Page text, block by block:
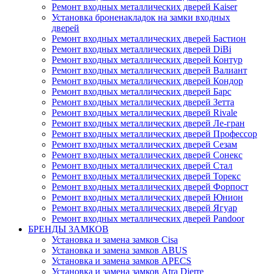
Ремонт входных металлических дверей Kaiser
Установка броненакладок на замки входных
дверей
Ремонт входных металлических дверей Бастион
Ремонт входных металлических дверей DiBi
Ремонт входных металлических дверей Контур
Ремонт входных металлических дверей Валиант
Ремонт входных металлических дверей Кондор
Ремонт входных металлических дверей Барс
Ремонт входных металлических дверей Зетта
Ремонт входных металлических дверей Rivale
Ремонт входных металлических дверей Ле-гран
Ремонт входных металлических дверей Профессор
Ремонт входных металлических дверей Сезам
Ремонт входных металлических дверей Сонекс
Ремонт входных металлических дверей Стал
Ремонт входных металлических дверей Торекс
Ремонт входных металлических дверей Форпост
Ремонт входных металлических дверей Юнион
Ремонт входных металлических дверей Ягуар
Ремонт входных металлических дверей Pandoor
БРЕНДЫ ЗАМКОВ
Установка и замена замков Cisa
Установка и замена замков ABUS
Установка и замена замков APECS
Установка и замена замков Atra Dierre